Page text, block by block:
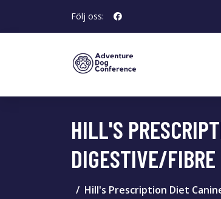
Följ oss:
HILL'S
DIGESTIVE/FIBRE
Hill's Prescription Diet